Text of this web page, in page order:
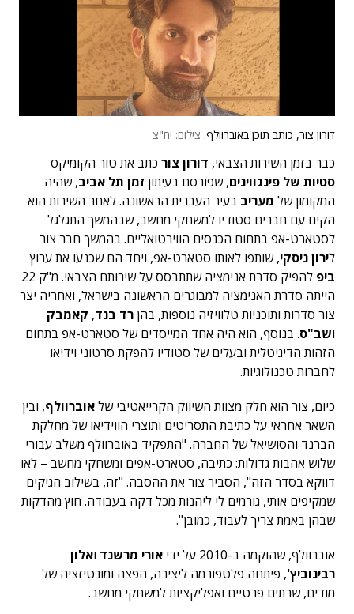
דורון צור, כותב תוכן באוברוולף. צילום: יח"צ
כבר בזמן השירות הצבאי, דורון צור כתב את טור הקומיקס
סטיות של פינגווינים, שפורסם בעיתון זמן תל אביב, שהיה
המקומון של מעריב בעיר העברית הראשונה. לאחר השירות הוא
הקים עם חברים סטודיו למשחקי מחשב, שבהמשך התגלגל
לסטארט-אפ בתחום הכנסים הווירטואליים. בהמשך חבר צור
לירון ניסקי, שותפו לאותו סטארט-אפ, ויחד הם שכנעו את ערוץ
ביפ
להפיק סדרת אנימציה שתתבסס על שירותם הצבאי. מ"ק 22
הייתה סדרת האנימציה למבוגרים הראשונה בישראל, ואחריה יצר
צור סדרות ותוכניות טלוויזיה נוספות, בהן רד בנד, קאמבק
ושב"ס. בנוסף, הוא היה אחד המייסדים של סטארט-אפ בתחום
הזהות הדיגיטלית ובעלים של סטודיו להפקת סרטוני וידיאו
לחברות טכנולוגיות.
כיום, צור הוא חלק מצוות השיווק הקרייאטיבי שלאוברוולף, ובין
השאר אחראי על כתיבת התסריטים ותוצרי הווידיאו של מחלקת
הברנד והסושיאל של החברה. "התפקיד באוברוולף משלב עבורי
שלוש אהבות גדולות: כתיבה, סטארט-אפים ומשחקי מחשב – לאו
דווקא בסדר הזה", הסביר צור את ההסבה. "זה, בשילוב הגיקים
שמקיפים אותי, גורמים לי ליהנות מכל דקה בעבודה. חוץ מהדקות
שבהן באמת צריך לעבוד, כמובן".
אוברוולף, שהוקמה ב-2010 על ידי
אורי מרשנד ואלון
רבינוביץ', פיתחה פלטפורמה ליצירה, הפצה ומונטיזציה של
מודים, שרתים פרטיים ואפליקציות למשחקי מחשב.